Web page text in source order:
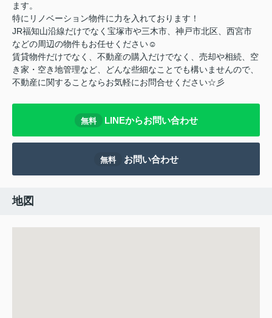
ます。
特にリノベーション物件に力を入れております！
JR福知山沿線だけでなく宝塚市や三木市、神戸市北区、西宮市
などの周辺の物件もお任せください☺
賃貸物件だけでなく、不動産の購入だけでなく、売却や相続、空
き家・空き地管理など、どんな些細なことでも構いませんので、
不動産に関することならお気軽にお問合せください☆彡
無料 LINEからお問い合わせ
無料 お問い合わせ
地図